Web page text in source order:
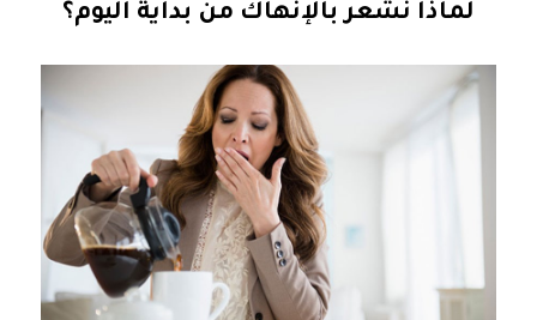
لماذا نشعر بالإنهاك من بداية اليوم؟